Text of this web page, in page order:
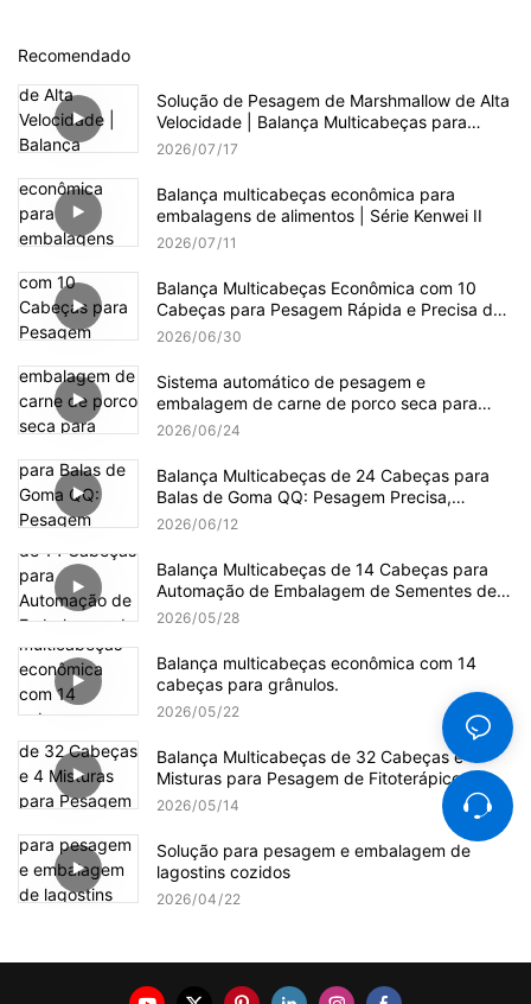
Recomendado
Solução de Pesagem de Marshmallow de Alta
Velocidade | Balança Multicabeças para
Produção de Doces
2026 07 17
Balança multicabeças econômica para
embalagens de alimentos | Série Kenwei II
2026 07 11
Balança Multicabeças Econômica com 10
Cabeças para Pesagem Rápida e Precisa de
Grânulos
2026 06 30
Sistema automático de pesagem e
embalagem de carne de porco seca para
embalagens pequenas e grandes.
2026 06 24
Balança Multicabeças de 24 Cabeças para
Balas de Goma QQ: Pesagem Precisa,
Delicada e Eficiente
2026 06 12
Balança Multicabeças de 14 Cabeças para
Automação de Embalagem de Sementes de
Girassol
2026 05 28
Balança multicabeças econômica com 14
cabeças para grânulos.
2026 05 22
Balança Multicabeças de 32 Cabeças e 4
Misturas para Pesagem de Fitoterápicos
2026 05 14
Solução para pesagem e embalagem de
lagostins cozidos
2026 04 22